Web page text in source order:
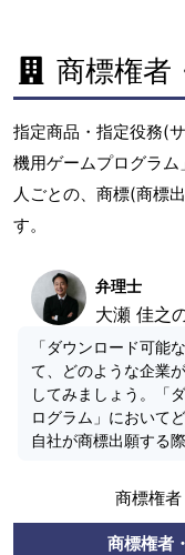
商標権者
指定商品・指定役務(
機用ゲームプログラ
人ごとの、商標(商標
す。
弁理士
大瀬 佳之
「ダウンロード可能
て、どのような企業
してみましょう。「
ログラム」において
自社が商標出願する
商標権
商標権者